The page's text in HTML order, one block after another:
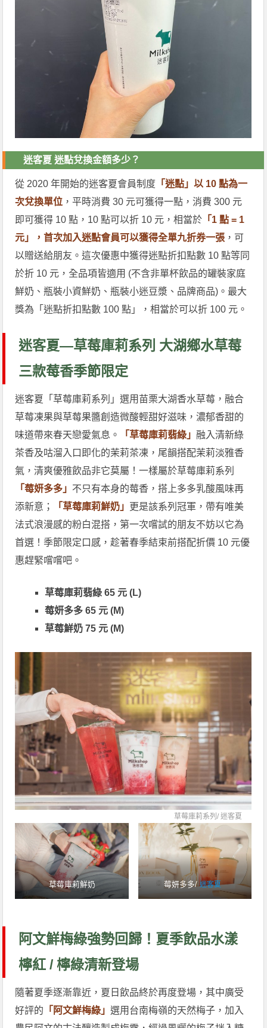
迷客夏 迷點兌換金額多少？
從 2020 年開始的迷客夏會員制度 「迷點」以 10 點為一
次兌換單位 ，平時消費 30 元可獲得一點，消費 300 元
即可獲得 10 點，10 點可以折 10 元，相當於 「1 點 = 1
元」，首次加入迷點會員可以獲得全單九折券一張 ，可
以贈送給朋友。這次優惠中獲得迷點折扣點數 10 點等同
於折 10 元，全品項皆適用 (不含非單杯飲品的罐裝家庭
鮮奶、瓶裝小資鮮奶、瓶裝小迷豆漿、品牌商品)。最大
獎為「迷點折扣點數 100 點」，相當於可以折 100 元。
迷客夏—草莓庫莉系列 大湖鄉水草莓
三款莓香季節限定
迷客夏「草莓庫莉系列」選用苗栗大湖香水草莓，融合
草莓凍果與草莓果醬創造微酸輕甜好滋味，濃郁香甜的
味道帶來春天戀愛氣息。
「草莓庫莉翡綠」 融入清新綠
茶香及咕溜入口即化的茉莉茶凍，尾韻搭配茉莉淡雅香
氣，清爽優雅飲品非它莫屬！一樣屬於草莓庫莉系列
「莓妍多多」 不只有本身的莓香，搭上多多乳酸風味再
添新意；
「草莓庫莉鮮奶」 更是該系列冠軍，帶有唯美
法式浪漫感的粉白混搭，第一次嚐試的朋友不妨以它為
首選！季節限定口感，趁著春季結束前搭配折價 10 元優
惠趕緊嚐嚐吧。
草莓庫莉翡綠 65 元 (L)
莓妍多多 65 元 (M)
草莓鮮奶 75 元(M)
草莓庫莉系列/迷客夏
草莓庫莉鮮奶 莓妍多多/迷客夏
阿文鮮梅綠強勢回歸！夏季飲品水漾
檸紅 / 檸綠清新登場
隨著夏季逐漸靠近，夏日飲品終於再度登場，其中廣受
好評的 「阿文鮮梅綠」選用台南梅嶺的天然梅子，加入